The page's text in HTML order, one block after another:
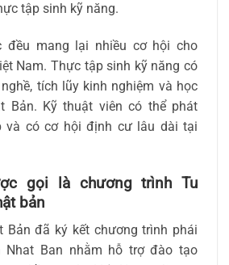
tập sinh kỹ năng.
đều mang lại nhiều cơ hội cho
Nam. Thực tập sinh kỹ năng có
tích lũy kinh nghiệm và học
Bản. Kỹ thuật viên có thể phát
và có cơ hội định cư lâu dài tại
gọi là chương trình Tu
bản
Bản đã ký kết chương trình phái
Ban nhằm hỗ trợ đào tạo